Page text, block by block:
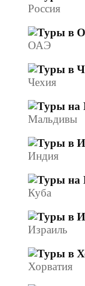
Россия
ОАЭ
Чехия
Мальдивы
Индия
Куба
Израиль
Хорватия